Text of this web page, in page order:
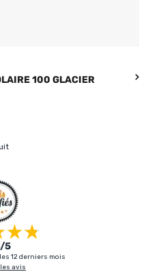
100 GLACIER
5
12 derniers mois
avis